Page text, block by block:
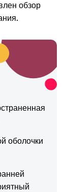
обзор
оболочки